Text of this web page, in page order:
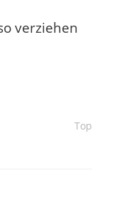
verziehen
Top